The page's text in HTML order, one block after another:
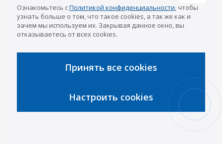
Казань
8 (843) 207-03-08
Уфа
8 (347) 258-84-87
8 (8352) 38-88-37
Интернет-магазин
info@a-pricep.ru
Ознакомьтесь сПолитикой конфиденциальности, чтобы
узнать больше о том, что такое cookies, а так же как и
зачем мы используем их. Закрывая данное окно, вы
отказываетесь от всех cookies.
Принять все cookies
Настроить cookies